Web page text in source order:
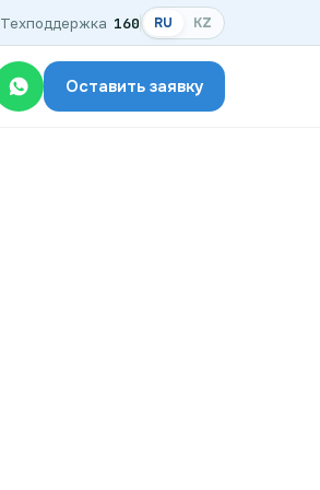
Техподдержка 160 RU KZ
Оставить заявку